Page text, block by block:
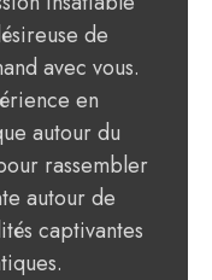
de
avec vous.
en
autour du
rassembler
autour de
captivantes